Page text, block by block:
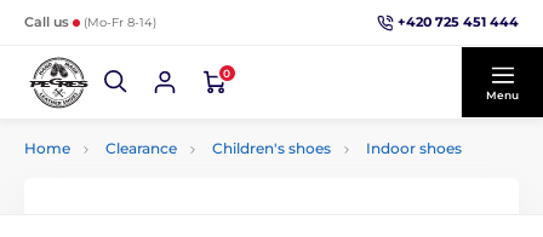
Call us (Mo-Fr 8-14) +420 725 451 444
0
Menu
Home Clearance Children's shoes Indoor shoes